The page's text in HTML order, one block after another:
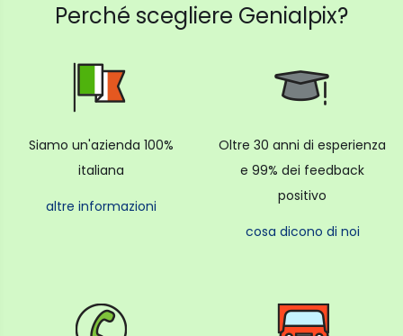
Perché scegliere Genialpix?
Siamo un'azienda 100%
italiana
altre informazioni
Oltre 30 anni di esperienza
e 99% dei feedback
positivo
cosa dicono di noi